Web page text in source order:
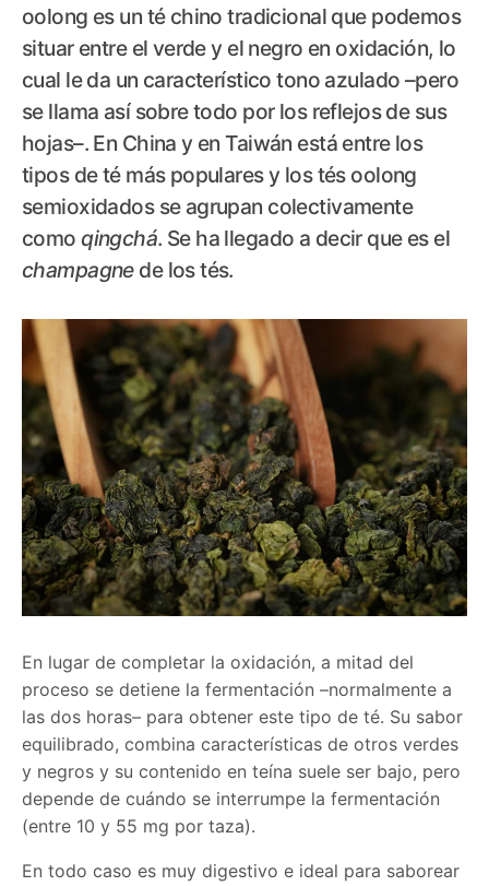
oolong es un té chino tradicional que podemos
situar entre el verde y el negro en oxidación, lo
cual le da un característico tono azulado –pero
se llama así sobre todo por los reflejos de sus
hojas–. En China y en Taiwán está entre los
tipos de té más populares y los tés oolong
semioxidados se agrupan colectivamente
comoqingchá. Se ha llegado a decir que es el
champagne de los tés.
En lugar de completar la oxidación, a mitad del
proceso se detiene la fermentación –normalmente a
las dos horas– para obtener este tipo de té. Su sabor
equilibrado, combina características de otros verdes
y negros y su contenido en teína suele ser bajo, pero
depende de cuándo se interrumpe la fermentación
(entre 10 y 55 mg por taza).
En todo caso es muy digestivo e ideal para saborear